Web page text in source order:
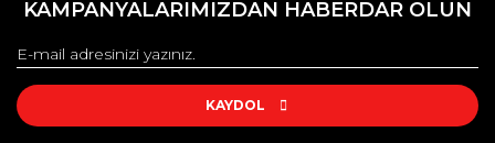
Görüş ve önerileriniz için teşekkür ederiz.
Ürün resmi kalitesiz, bozuk veya görüntülenemiyor.
Ürün açıklamasında eksik bilgiler bulunuyor.
KAMPANYALARIMIZDAN HABERDAR OLUN
KAYDOL